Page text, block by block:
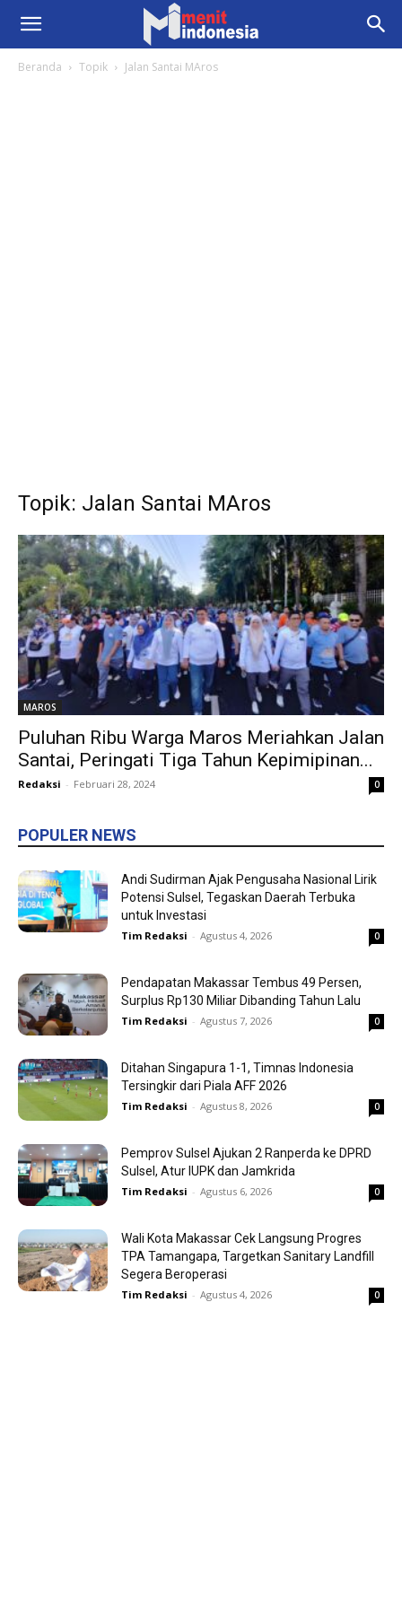
Beranda Topik Jalan Santai MAros
Topik: Jalan Santai MAros
MAROS
Puluhan Ribu Warga Maros Meriahkan Jalan
Santai, Peringati Tiga Tahun Kepimipinan...
Redaksi - Februari 28, 2024 0
POPULER NEWS
Andi Sudirman Ajak Pengusaha Nasional Lirik
Potensi Sulsel, Tegaskan Daerah Terbuka
untuk Investasi
Tim Redaksi - Agustus 4, 2026 0
Pendapatan Makassar Tembus 49 Persen,
Surplus Rp130 Miliar Dibanding Tahun Lalu
Tim Redaksi - Agustus 7, 2026 0
Ditahan Singapura 1-1, Timnas Indonesia
Tersingkir dari Piala AFF 2026
Tim Redaksi - Agustus 8, 2026 0
Pemprov Sulsel Ajukan 2 Ranperda ke DPRD
Sulsel, Atur IUPK dan Jamkrida
Tim Redaksi - Agustus 6, 2026 0
Wali Kota Makassar Cek Langsung Progres
TPA Tamangapa, Targetkan Sanitary Landfill
Segera Beroperasi
Tim Redaksi - Agustus 4, 2026 0